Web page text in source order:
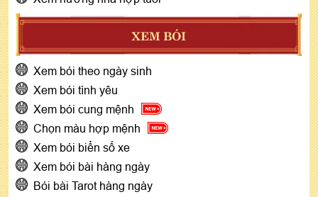
XEM BÓI
Xem bói theo ngày sinh
Xem bói tình yêu
Xem bói cung mệnh
Chọn màu hợp mệnh
Xem bói biển số xe
Xem bói bài hàng ngày
Bói bài Tarot hàng ngày